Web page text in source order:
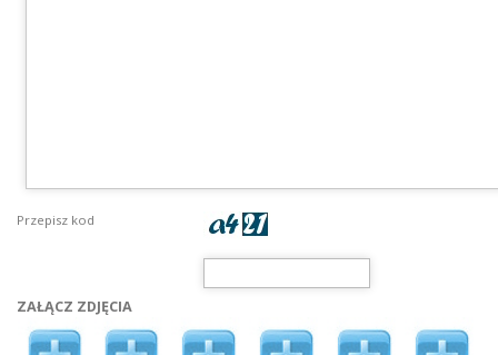
Przepisz kod
ZAŁĄCZ ZDJĘCIA